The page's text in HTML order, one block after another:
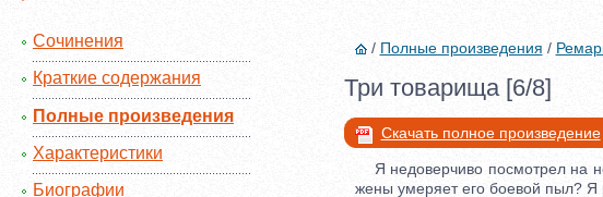
Сочинения
Краткие содержания
Полные произведения
Характеристики
Биографии
/ Полные произведения /
Три товарища [6/8]
Скачать полное произведение
Я недоверчиво посмотрел на
жены умеряет его боевой пыл? Я